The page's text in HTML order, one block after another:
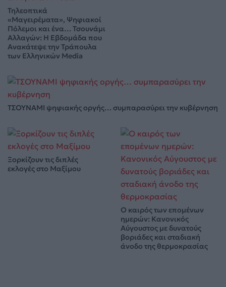
Τηλεοπτικά
«Μαγειρέματα», Ψηφιακοί
Πόλεμοι και ένα… Τσουνάμι
Αλλαγών: Η Εβδομάδα που
Ανακάτεψε την Τράπουλα
των Ελληνικών Media
ΤΣΟΥΝΑΜΙ ψηφιακής οργής… συμπαρασύρει την κυβέρνηση
Ξορκίζουν τις διπλές
εκλογές στο Μαξίμου
Ο καιρός των επομένων
ημερών: Κανονικός
Αύγουστος με δυνατούς
βοριάδες και σταδιακή
άνοδο της θερμοκρασίας